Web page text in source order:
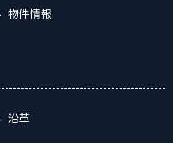
物件情報
沿革